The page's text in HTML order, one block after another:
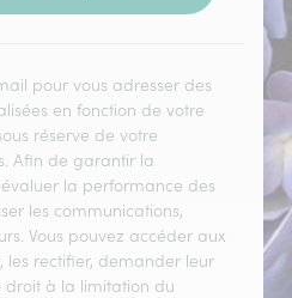
pour vous adresser des
en fonction de votre
réserve de votre
Afin de garantir la
la performance des
les communications,
Vous pouvez accéder aux
les rectifier, demander leur
droit à la limitation du